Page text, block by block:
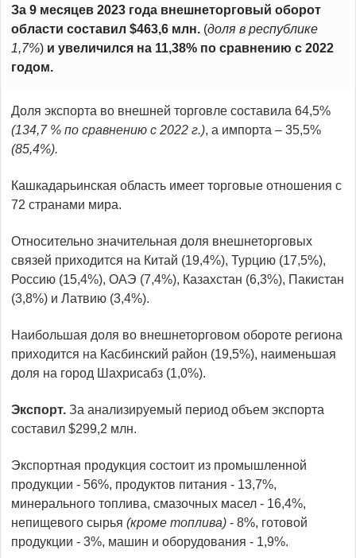
За 9 месяцев 2023 года внешнеторговый оборот
области составил $463,6 млн. (доля в республике
1,7%) и увеличился на 11,38% по сравнению с 2022
годом.
Доля экспорта во внешней торговле составила 64,5%
(134,7 % по сравнению с 2022 г.), а импорта – 35,5%
(85,4%).
Кашкадарьинская область имеет торговые отношения с
72 странами мира.
Относительно значительная доля внешнеторговых
связей приходится на Китай (19,4%), Турцию (17,5%),
Россию (15,4%), ОАЭ (7,4%), Казахстан (6,3%), Пакистан
(3,8%) и Латвию (3,4%).
Наибольшая доля во внешнеторговом обороте региона
приходится на Касбинский район (19,5%), наименьшая
доля на город Шахрисабз (1,0%).
Экспорт. За анализируемый период объем экспорта
составил $299,2 млн.
Экспортная продукция состоит из промышленной
продукции - 56%, продуктов питания - 13,7%,
минерального топлива, смазочных масел - 16,4%,
непищевого сырья (кроме топлива) - 8%, готовой
продукции - 3%, машин и оборудования - 1,9%.